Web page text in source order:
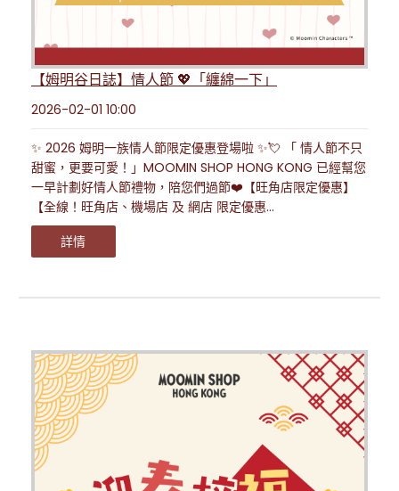
【姆明谷日誌】情人節 💖「纏綿一下」
2026-02-01 10:00
✨ 2026 姆明一族情人節限定優惠登場啦 ✨💘 「 情人節不只
甜蜜，更要可愛！」MOOMIN SHOP HONG KONG 已經幫您
一早計劃好情人節禮物，陪您們過節❤️【旺角店限定優惠】
【全線！旺角店、機場店 及 網店 限定優惠...
詳情